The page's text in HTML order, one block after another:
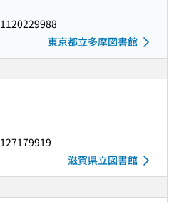
1120229988
東京都立多摩図書館
127179919
滋賀県立図書館